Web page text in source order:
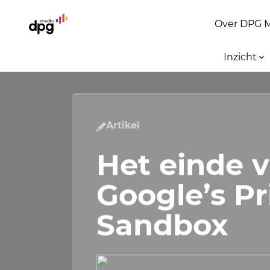
Over DPG
Inzicht
Artikel
Het einde
Google’s
Sandbox